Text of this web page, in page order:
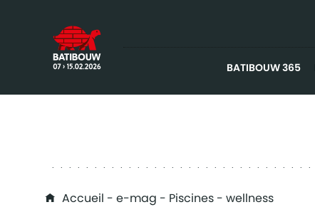
BATIBOUW 365
You are here
Accueil -e-mag - Piscines - wellness